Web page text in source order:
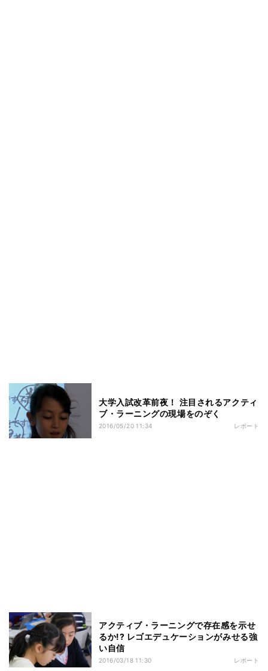
大学入試改革前夜！ 注目されるアクティ
ブ・ラーニングの現場をのぞく
2016/05/20 11:34 レポート
アクティブ・ラーニングで存在感を示せ
るか!? レゴエデュケーションがみせる強
い自信
2016/03/18 11:30 レポート